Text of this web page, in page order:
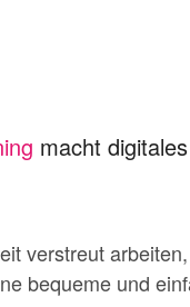
macht
verstreut
bequeme und